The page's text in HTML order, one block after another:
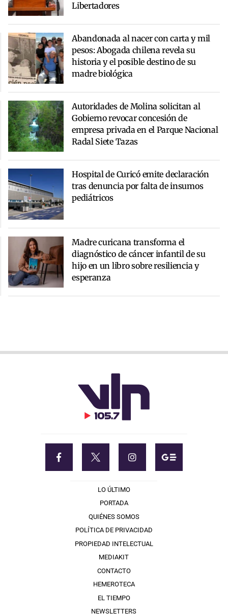
Libertadores
Abandonada al nacer con carta y mil
pesos: Abogada chilena revela su
historia y el posible destino de su
madre biológica
Autoridades de Molina solicitan al
Gobierno revocar concesión de
empresa privada en el Parque Nacional
Radal Siete Tazas
Hospital de Curicó emite declaración
tras denuncia por falta de insumos
pediátricos
Madre curicana transforma el
diagnóstico de cáncer infantil de su
hijo en un libro sobre resiliencia y
esperanza
LO ÚLTIMO
PORTADA
QUIÉNES SOMOS
POLÍTICA DE PRIVACIDAD
PROPIEDAD INTELECTUAL
MEDIAKIT
CONTACTO
HEMEROTECA
EL TIEMPO
NEWSLETTERS